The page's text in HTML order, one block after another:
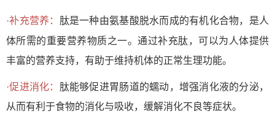
·补充营养： 肽是一种由氨基酸脱水而成的有机化合物，是人
体所需的重要营养物质之一。通过补充肽，可以为人体提供
丰富的营养支持，有助于维持机体的正常生理功能。
·促进消化： 肽能够促进胃肠道的蠕动，增强消化液的分泌，
从而有利于食物的消化与吸收，缓解消化不良等症状。